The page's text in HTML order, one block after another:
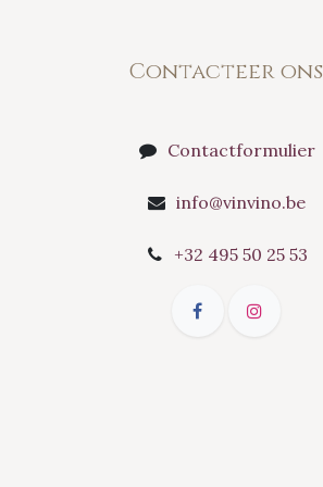
Contacteer ons
Contactformulier
info@vinvino.be
+32 495 50 25 53